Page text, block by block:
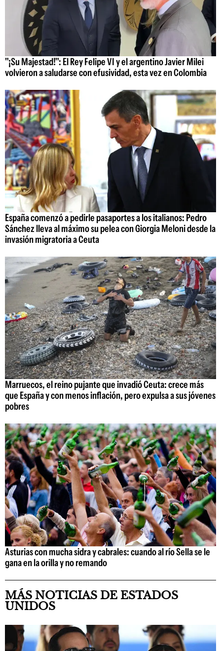
"¡Su Majestad!": El Rey Felipe VI y el argentino Javier Milei
volvieron a saludarse con efusividad, esta vez en Colombia
España comenzó a pedirle pasaportes a los italianos: Pedro
Sánchez lleva al máximo su pelea con Giorgia Meloni desde la
invasión migratoria a Ceuta
Marruecos, el reino pujante que invadió Ceuta: crece más
que España y con menos inflación, pero expulsa a sus jóvenes
pobres
Asturias con mucha sidra y cabrales: cuando al río Sella se le
gana en la orilla y no remando
MÁS NOTICIAS DE ESTADOS
UNIDOS